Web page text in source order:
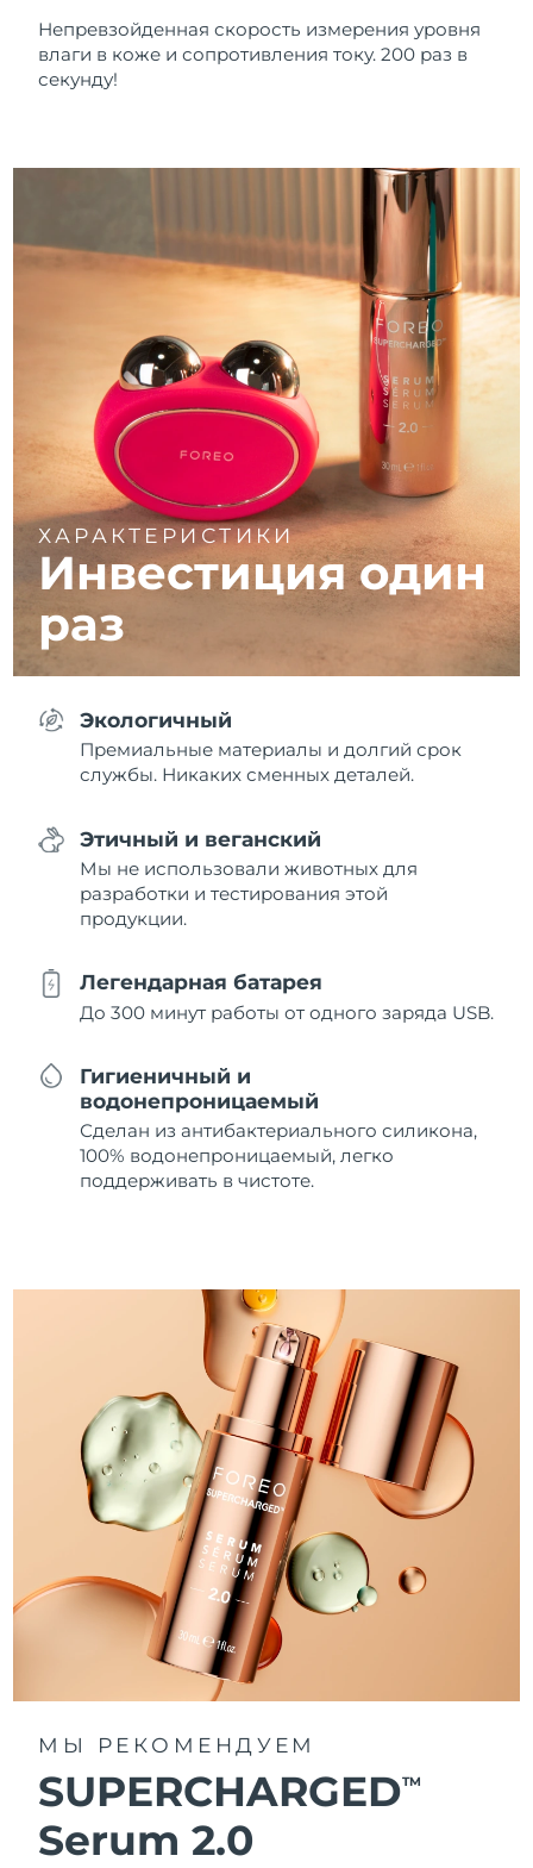
Непревзойденная скорость измерения уровня
влаги в коже и сопротивления току. 200 раз в
секунду!
ХАРАКТЕРИСТИКИ
Инвестиция один
раз
Экологичный
Премиальные материалы и долгий срок
службы. Никаких сменных деталей.
Этичный и веганский
Мы не использовали животных для
разработки и тестирования этой
продукции.
Легендарная батарея
До 300 минут работы от одного заряда USB.
Гигиеничный и
водонепроницаемый
Сделан из антибактериального силикона,
100% водонепроницаемый, легко
поддерживать в чистоте.
МЫ РЕКОМЕНДУЕМ
SUPERCHARGEDTM
Serum 2.0